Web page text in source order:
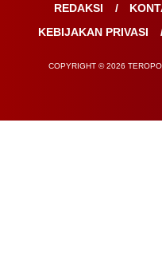
REDAKSI
KEBIJAKAN PRIVASI
COPYRIGHT © 2026